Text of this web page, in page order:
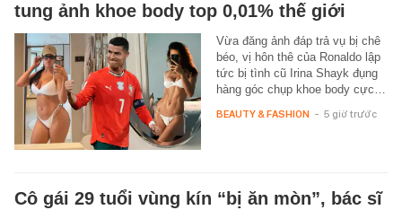
tung ảnh khoe body top 0,01% thế giới
Vừa đăng ảnh đáp trả vụ bị chê
béo, vị hôn thê của Ronaldo lập
tức bị tình cũ Irina Shayk đụng
hàng góc chụp khoe body cực…
BEAUTY & FASHION - 5 giờ trước
Cô gái 29 tuổi vùng kín “bị ăn mòn”, bác sĩ